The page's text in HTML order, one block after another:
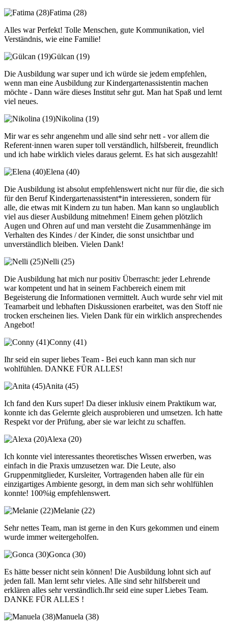
Fatima (28)
Alles war Perfekt! Tolle Menschen, gute Kommunikation, viel
Verständnis, wie eine Familie!
Gülcan (19)
Die Ausbildung war super und ich würde sie jedem empfehlen,
wenn man eine Ausbildung zur Kindergartenassistentin machen
möchte - Dann wäre dieses Institut sehr gut. Man hat Spaß und lernt
viel neues.
Nikolina (19)
Mir war es sehr angenehm und alle sind sehr nett - vor allem die
Referent·innen waren super toll verständlich, hilfsbereit, freundlich
und ich habe wirklich vieles daraus gelernt. Es hat sich ausgezahlt!
Elena (40)
Die Ausbildung ist absolut empfehlenswert nicht nur für die, die sich
für den Beruf Kindergartenassistent*in interessieren, sondern für
alle, die etwas mit Kindern zu tun haben. Man kann so unglaublich
viel aus dieser Ausbildung mitnehmen! Einem gehen plötzlich
Augen und Ohren auf und man versteht die Zusammenhänge im
Verhalten des Kindes / der Kinder, die sonst unsichtbar und
unverständlich bleiben. Vielen Dank!
Nelli (25)
Die Ausbildung hat mich nur positiv Überrascht: jeder Lehrende
war kompetent und hat in seinem Fachbereich einem mit
Begeisterung die Informationen vermittelt. Auch wurde sehr viel mit
Teamarbeit und lebhaften Diskussionen erarbeitet, was den Stoff nie
trocken erscheinen lies. Vielen Dank für ein wirklich ansprechendes
Angebot!
Conny (41)
Ihr seid ein super liebes Team - Bei euch kann man sich nur
wohlfühlen. DANKE FÜR ALLES!
Anita (45)
Ich fand den Kurs super! Da dieser inklusiv einem Praktikum war,
konnte ich das Gelernte gleich ausprobieren und umsetzen. Ich hatte
Respekt vor der Prüfung, aber sie war leicht zu schaffen.
Alexa (20)
Ich konnte viel interessantes theoretisches Wissen erwerben, was
einfach in die Praxis umzusetzen war. Die Leute, also
Gruppenmitglieder, Kursleiter, Vortragenden haben alle für ein
einzigartiges Ambiente gesorgt, in dem man sich sehr wohlfühlen
konnte! 100%ig empfehlenswert.
Melanie (22)
Sehr nettes Team, man ist gerne in den Kurs gekommen und einem
wurde immer weitergeholfen.
Gonca (30)
Es hätte besser nicht sein können! Die Ausbildung lohnt sich auf
jeden fall. Man lernt sehr vieles. Alle sind sehr hilfsbereit und
erklären alles sehr verständlich.Ihr seid eine super Liebes Team.
DANKE FÜR ALLES !
Manuela (38)